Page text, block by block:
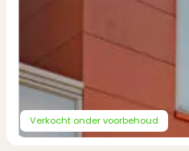
Verkocht onder voorbehoud